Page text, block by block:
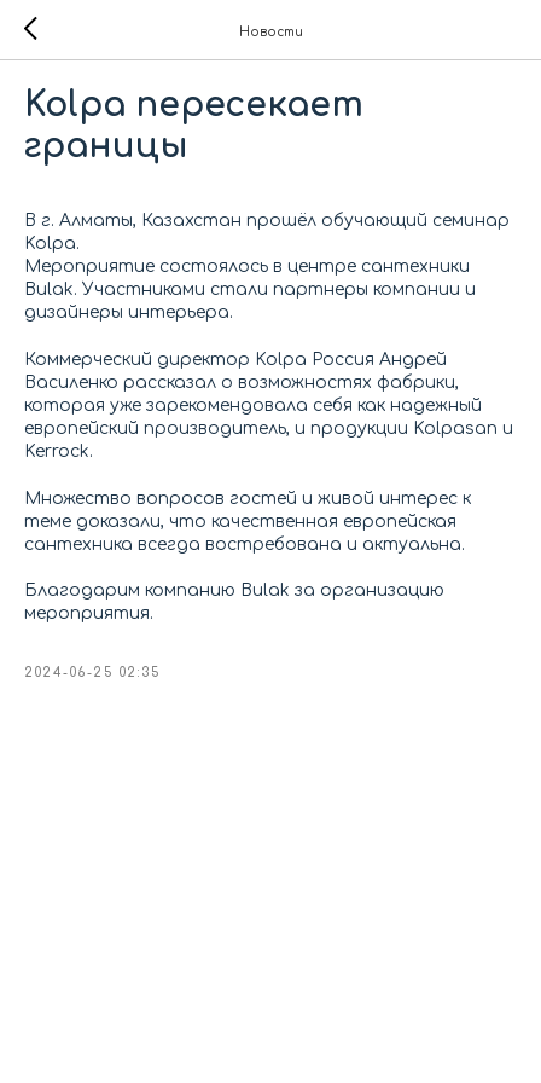
Новости
Kolpa пересекает
границы
В г. Алматы, Казахстан прошёл обучающий семинар
Kolpa.
Мероприятие состоялось в центре сантехники
Bulak. Участниками стали партнеры компании и
дизайнеры интерьера.
Коммерческий директор Kolpa Россия Андрей
Василенко рассказал о возможностях фабрики,
которая уже зарекомендовала себя как надежный
европейский производитель, и продукции Kolpasan и
Kerrock.
Множество вопросов гостей и живой интерес к
теме доказали, что качественная европейская
сантехника всегда востребована и актуальна.
Благодарим компанию Bulak за организацию
мероприятия.
2024-06-25 02:35